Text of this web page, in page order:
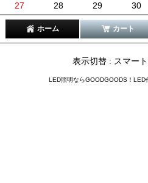
27
28 29 30
ホーム カート
表示切替 : スマー
LED照明ならGOODGOODS！LED